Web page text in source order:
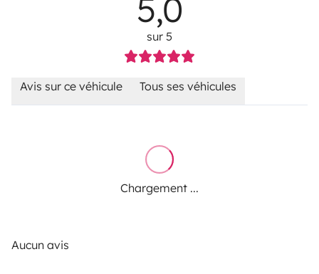
5,0
sur 5
Avis sur ce véhicule Tous ses véhicules
Chargement ...
Aucun avis